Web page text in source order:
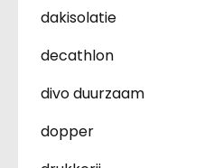
dakisolatie
decathlon
divo duurzaam
dopper